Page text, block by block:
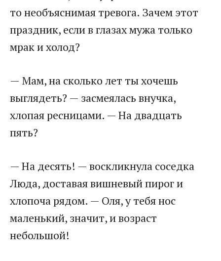
то необъяснимая тревога. Зачем этот
праздник, если в глазах мужа только
мрак и холод?
— Мам, на сколько лет ты хочешь
выглядеть? — засмеялась внучка,
хлопая ресницами. — На двадцать
пять?
— На десять! — воскликнула соседка
Люда, доставая вишневый пирог и
хлопоча рядом. — Оля, у тебя нос
маленький, значит, и возраст
небольшой!